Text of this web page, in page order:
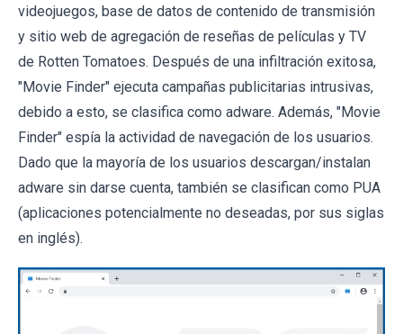
videojuegos, base de datos de contenido de transmisión
y sitio web de agregación de reseñas de películas y TV
de Rotten Tomatoes. Después de una infiltración exitosa,
"Movie Finder" ejecuta campañas publicitarias intrusivas,
debido a esto, se clasifica como adware. Además, "Movie
Finder" espía la actividad de navegación de los usuarios.
Dado que la mayoría de los usuarios descargan/instalan
adware sin darse cuenta, también se clasifican como PUA
(aplicaciones potencialmente no deseadas, por sus siglas
en inglés).